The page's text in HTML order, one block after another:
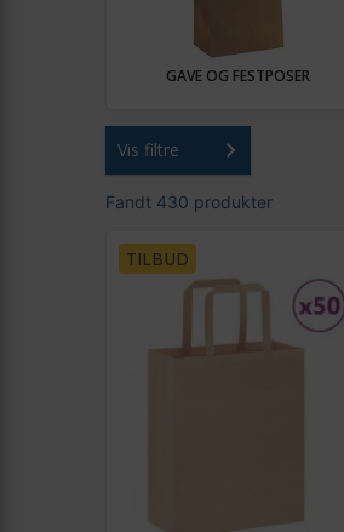
GAVE OG FESTPOSER
Vis filtre
Fandt 430 produkter
TILBUD